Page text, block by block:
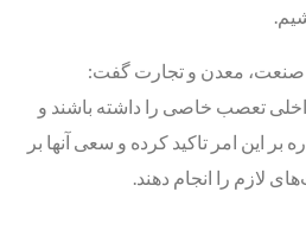
صنعت، معدن و تجارت گفت:
داخلی تعصب خاصی را داشته باشند و
بر این امر تاکید کرده و سعی آنها بر
لازم را انجام دهند.